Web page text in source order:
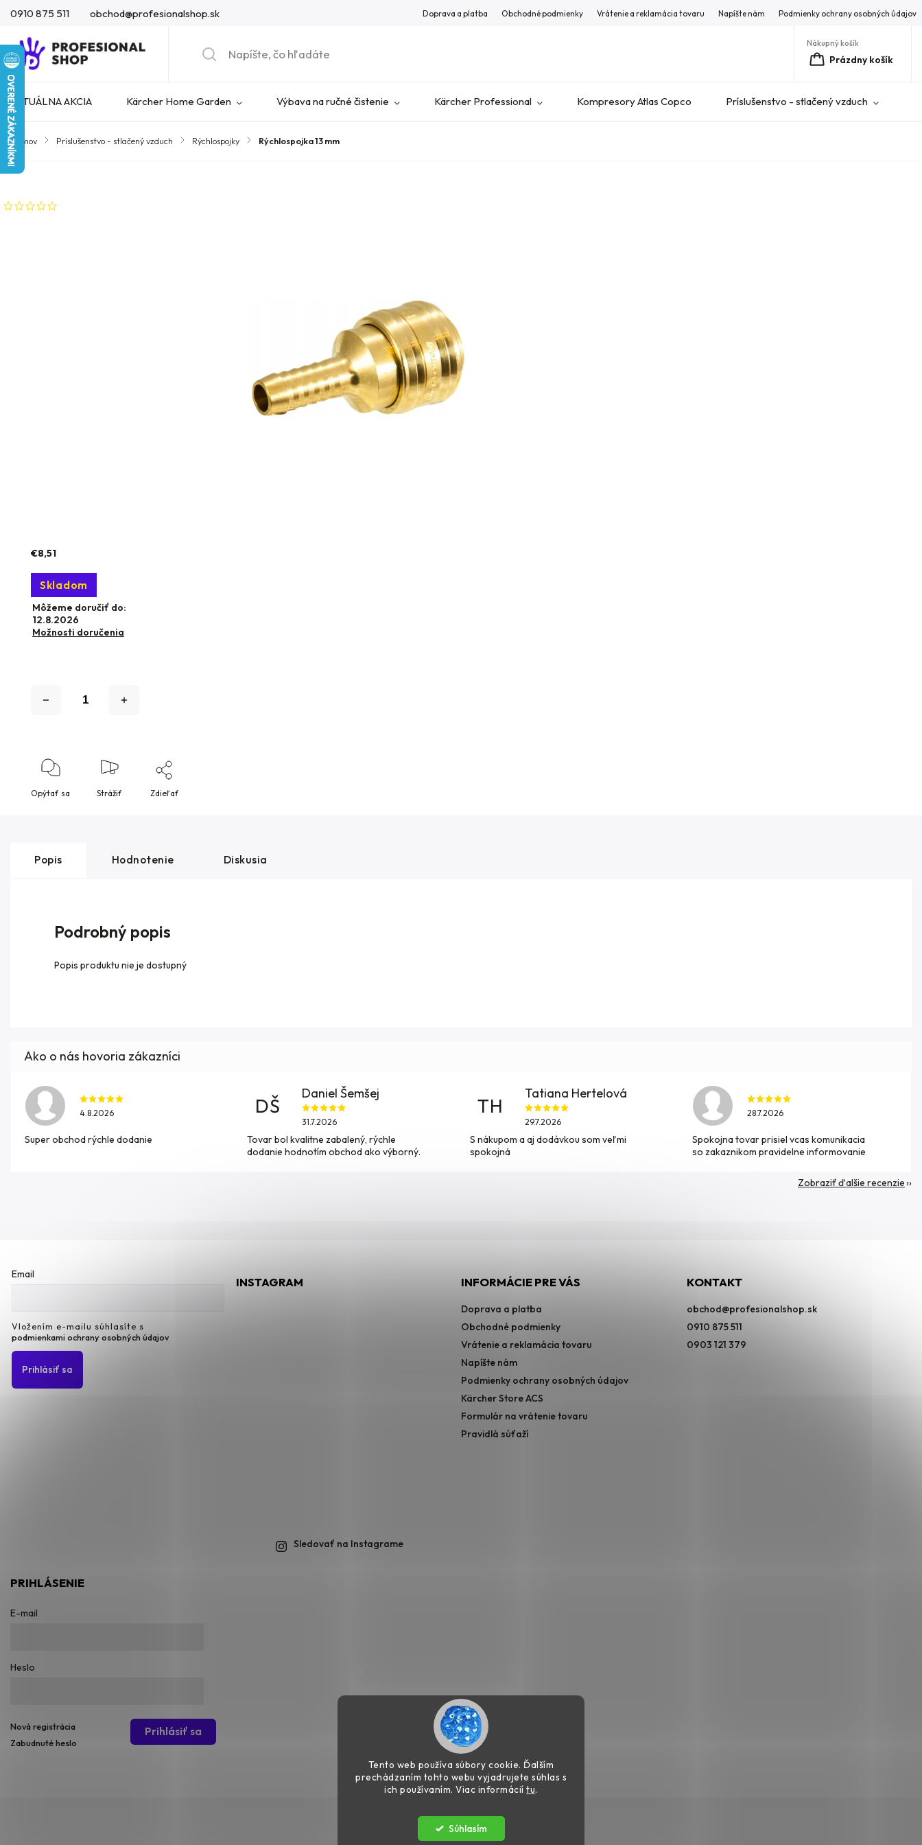
Tento web používa súbory cookie. Ďalším
prechádzaním tohto webu vyjadrujete súhlas s
ich používaním. Viac informáciítu.
Súhlasím
0910 875 511 obchod@profesionalshop.sk Doprava a platba Obchodné podmienky Vrátenie a reklamácia tovaru Napíšte nám Podmienky ochrany osobných údajov
Nákupný košík
Prázdny košík
AKTUÁLNA AKCIA Kärcher Home Garden Výbava na ručné čistenie Kärcher Professional Kompresory Atlas Copco Príslušenstvo - stlačený vzduch
Domov / Príslušenstvo - stlačený vzduch / Rýchlospojky / Rýchlospojka 13 mm
€8,51
Skladom
Môžeme doručiť do:
12.8.2026
Možnosti doručenia
Opýtať sa Strážiť Zdieľať
Popis Hodnotenie Diskusia
Podrobný popis
Popis produktu nie je dostupný
4.8.2026
Super obchod rýchle dodanie
DŠ
Daniel Šemšej
31.7.2026
Tovar bol kvalitne zabalený, rýchle
dodanie hodnotím obchod ako výborný.
TH
Tatiana Hertelová
29.7.2026
S nákupom a aj dodávkou som veľmi
spokojná
28.7.2026
Spokojna tovar prisiel vcas komunikacia
so zakaznikom pravidelne informovanie
Zobraziť ďalšie recenzie
Email
Vložením e-mailu súhlasíte s
podmienkami ochrany osobných údajov
Prihlásiť sa
INSTAGRAM
Sledovať na Instagrame
INFORMÁCIE PRE VÁS
Doprava a platba
Obchodné podmienky
Vrátenie a reklamácia tovaru
Napíšte nám
Podmienky ochrany osobných údajov
Kärcher Store ACS
Formulár na vrátenie tovaru
Pravidlá súťaží
KONTAKT
obchod@profesionalshop.sk
0910 875 511
0903 121 379
PRIHLÁSENIE
E-mail
Heslo
Prihlásiť sa
Nová registrácia
Zabudnuté heslo
Profesionalshop.sk . Všetky práva vyhradené.